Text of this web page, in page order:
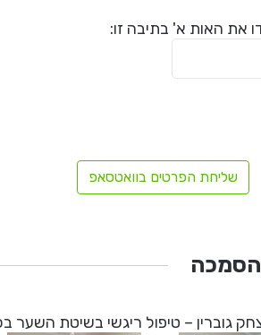
את האות א' בתיבה זו:
שליחת הפרטים בוואטסאפ
הסמכה
גוברין – טיפול ריגשי בשיטת השער